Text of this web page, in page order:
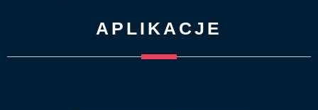
APLIKACJE